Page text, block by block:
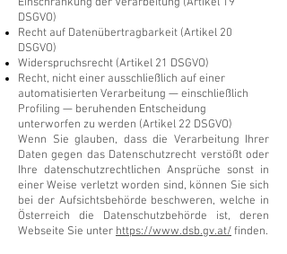
DSGVO)
Recht auf Datenübertragbarkeit (Artikel 20
DSGVO)
Widerspruchsrecht (Artikel 21 DSGVO)
Recht, nicht einer ausschließlich auf einer
automatisierten Verarbeitung — einschließlich
Profiling — beruhenden Entscheidung
unterworfen zu werden (Artikel 22 DSGVO)
Wenn Sie glauben, dass die Verarbeitung Ihrer
Daten gegen das Datenschutzrecht verstößt oder
Ihre datenschutzrechtlichen Ansprüche sonst in
einer Weise verletzt worden sind, können Sie sich
bei der Aufsichtsbehörde beschweren, welche in
Österreich die Datenschutzbehörde ist, deren
Webseite Sie unter https://www.dsb.gv.at/finden.